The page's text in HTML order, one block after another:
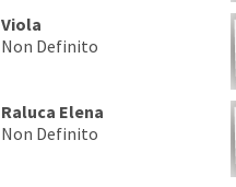
Viola
Non Definito
Raluca Elena
Non Definito